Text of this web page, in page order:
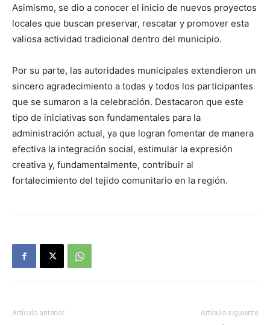
Asimismo, se dio a conocer el inicio de nuevos proyectos
locales que buscan preservar, rescatar y promover esta
valiosa actividad tradicional dentro del municipio.
Por su parte, las autoridades municipales extendieron un
sincero agradecimiento a todas y todos los participantes
que se sumaron a la celebración. Destacaron que este
tipo de iniciativas son fundamentales para la
administración actual, ya que logran fomentar de manera
efectiva la integración social, estimular la expresión
creativa y, fundamentalmente, contribuir al
fortalecimiento del tejido comunitario en la región.
Artículo anterior Artículo siguiente